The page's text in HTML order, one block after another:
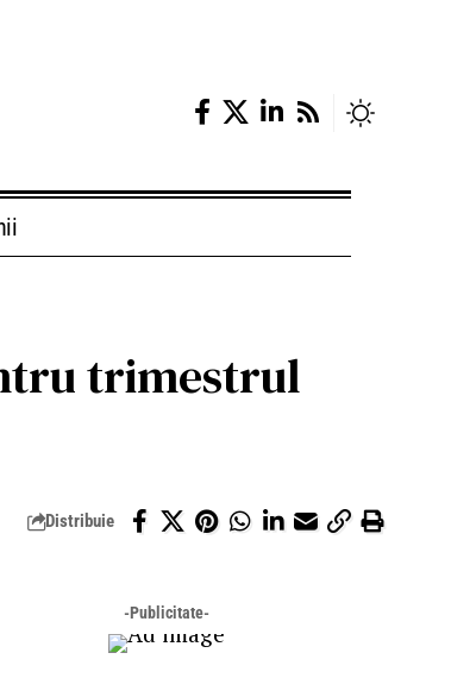
trimestrul
Distribuie
-Publicitate-